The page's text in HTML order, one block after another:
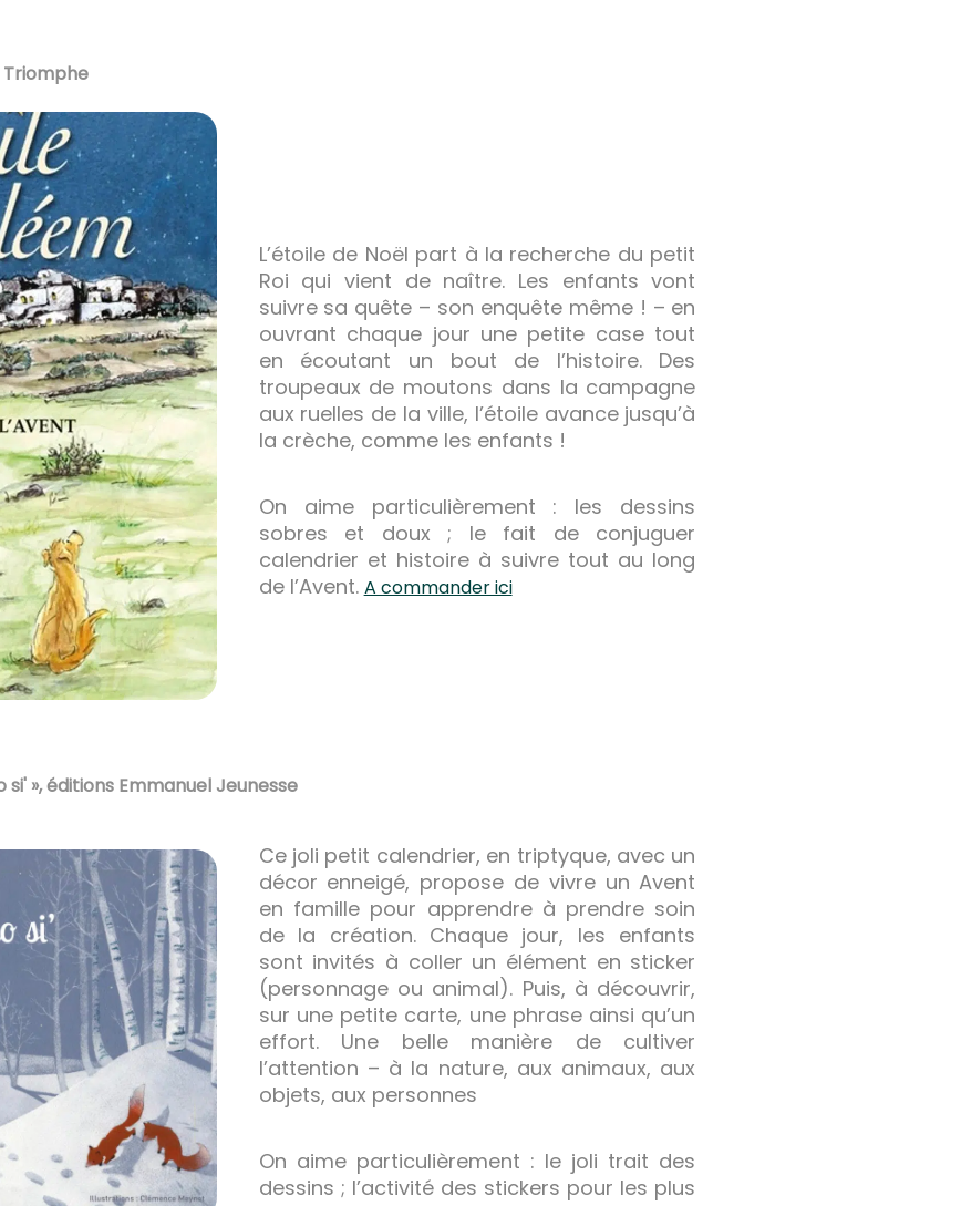
Triomphe
L’étoile de Noël part à la recherche du petit
Roi qui vient de naître. Les enfants vont
suivre sa quête – son enquête même ! – en
ouvrant chaque jour une petite case tout
en écoutant un bout de l’histoire. Des
troupeaux de moutons dans la campagne
aux ruelles de la ville, l’étoile avance jusqu’à
la crèche, comme les enfants !
On aime particulièrement : les dessins
sobres et doux ; le fait de conjuguer
calendrier et histoire à suivre tout au long
de l’Avent. A commander ici
», éditions Emmanuel Jeunesse
Ce joli petit calendrier, en triptyque, avec un
décor enneigé, propose de vivre un Avent
en famille pour apprendre à prendre soin
de la création. Chaque jour, les enfants
sont invités à coller un élément en sticker
(personnage ou animal). Puis, à découvrir,
sur une petite carte, une phrase ainsi qu’un
effort. Une belle manière de cultiver
l’attention – à la nature, aux animaux, aux
objets, aux personnes
On aime particulièrement : le joli trait des
dessins ; l’activité des stickers pour les plus